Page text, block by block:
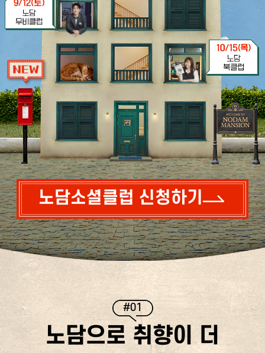
노담소셜클럽 신청하기
#01
노담으로 취향이 더